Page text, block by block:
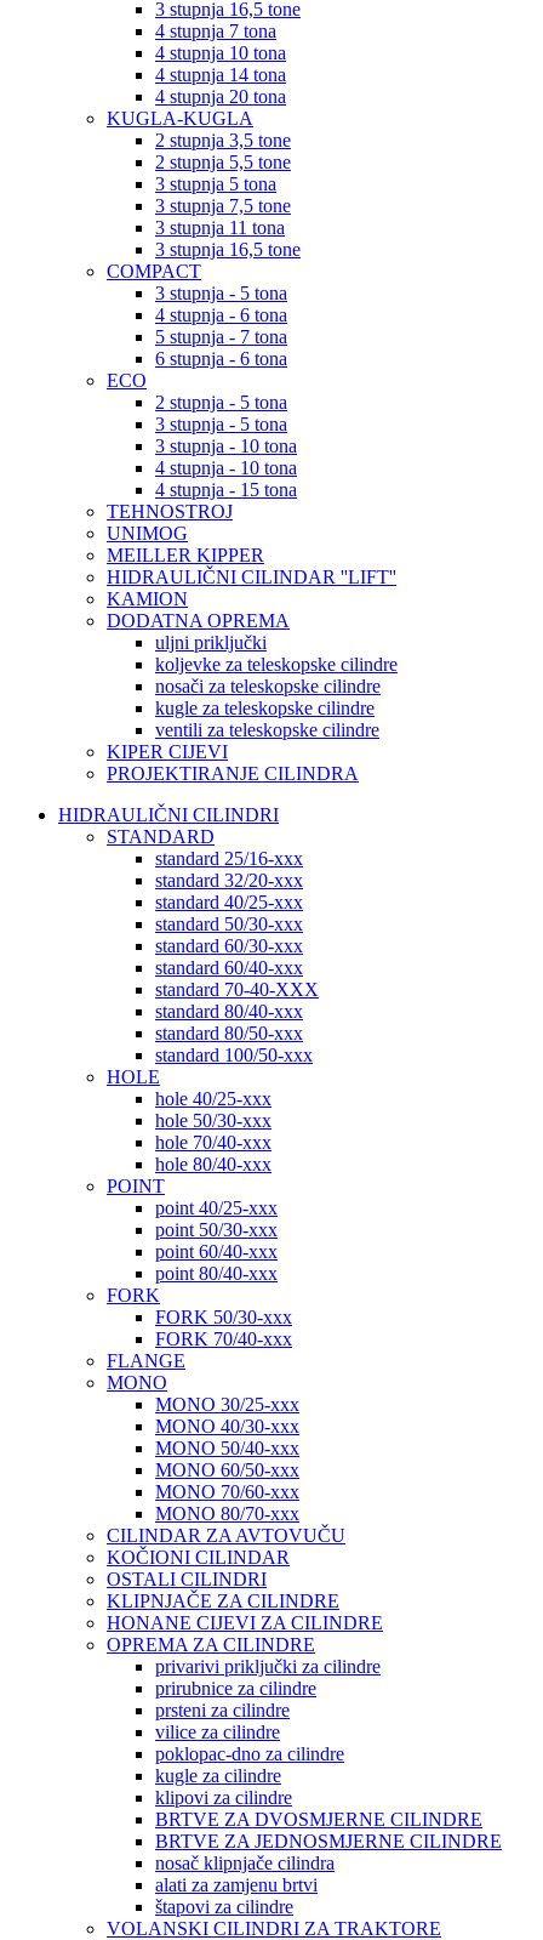
3 stupnja 16,5 tone
4 stupnja 7 tona
4 stupnja 10 tona
4 stupnja 14 tona
4 stupnja 20 tona
KUGLA-KUGLA
2 stupnja 3,5 tone
2 stupnja 5,5 tone
3 stupnja 5 tona
3 stupnja 7,5 tone
3 stupnja 11 tona
3 stupnja 16,5 tone
COMPACT
3 stupnja - 5 tona
4 stupnja - 6 tona
5 stupnja - 7 tona
6 stupnja - 6 tona
ECO
2 stupnja - 5 tona
3 stupnja - 5 tona
3 stupnja - 10 tona
4 stupnja - 10 tona
4 stupnja - 15 tona
TEHNOSTROJ
UNIMOG
MEILLER KIPPER
HIDRAULIČNI CILINDAR ''LIFT''
KAMION
DODATNA OPREMA
uljni priključki
koljevke za teleskopske cilindre
nosači za teleskopske cilindre
kugle za teleskopske cilindre
ventili za teleskopske cilindre
KIPER CIJEVI
PROJEKTIRANJE CILINDRA
HIDRAULIČNI CILINDRI
STANDARD
standard 25/16-xxx
standard 32/20-xxx
standard 40/25-xxx
standard 50/30-xxx
standard 60/30-xxx
standard 60/40-xxx
standard 70-40-XXX
standard 80/40-xxx
standard 80/50-xxx
standard 100/50-xxx
HOLE
hole 40/25-xxx
hole 50/30-xxx
hole 70/40-xxx
hole 80/40-xxx
POINT
point 40/25-xxx
point 50/30-xxx
point 60/40-xxx
point 80/40-xxx
FORK
FORK 50/30-xxx
FORK 70/40-xxx
FLANGE
MONO
MONO 30/25-xxx
MONO 40/30-xxx
MONO 50/40-xxx
MONO 60/50-xxx
MONO 70/60-xxx
MONO 80/70-xxx
CILINDAR ZA AVTOVUČU
KOČIONI CILINDAR
OSTALI CILINDRI
KLIPNJAČE ZA CILINDRE
HONANE CIJEVI ZA CILINDRE
OPREMA ZA CILINDRE
privarivi priključki za cilindre
prirubnice za cilindre
prsteni za cilindre
vilice za cilindre
poklopac-dno za cilindre
kugle za cilindre
klipovi za cilindre
BRTVE ZA DVOSMJERNE CILINDRE
BRTVE ZA JEDNOSMJERNE CILINDRE
nosač klipnjače cilindra
alati za zamjenu brtvi
štapovi za cilindre
VOLANSKI CILINDRI ZA TRAKTORE